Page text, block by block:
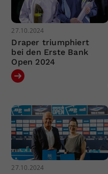
27.10.2024
Draper triumphiert
bei den Erste Bank
Open 2024
27.10.2024